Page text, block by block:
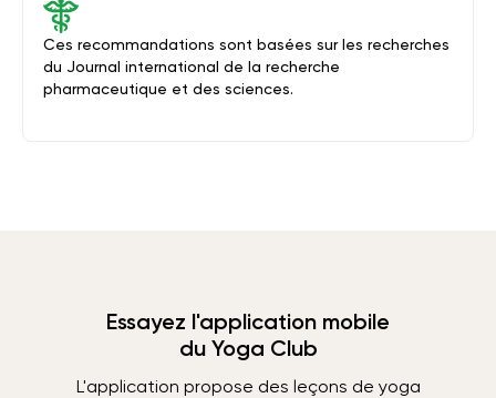
Ces recommandations sont basées sur les recherches
du Journal international de la recherche
pharmaceutique et des sciences.
Essayez l'application mobile
du Yoga Club
L'application propose des leçons de yoga